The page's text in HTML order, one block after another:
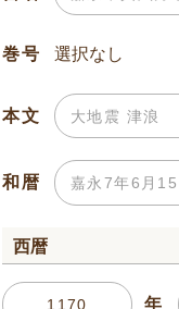
巻号
本文
和暦
西暦
年